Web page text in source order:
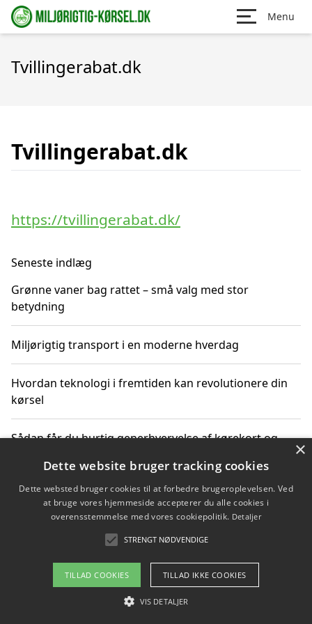
Menu
Tvillingerabat.dk
Tvillingerabat.dk
https://tvillingerabat.dk/
Seneste indlæg
Grønne vaner bag rattet – små valg med stor
betydning
Miljørigtig transport i en moderne hverdag
Hvordan teknologi i fremtiden kan revolutionere din
kørsel
Sådan får du hurtig generhvervelse af kørekort og
Sådan lærer du miljørigtig kørsel hos en køreskole i
Gentofte
Copyright 2026 - Pilanto Aps
Om / kontakt
×
Dette website bruger tracking cookies
Dette websted bruger cookies til at forbedre brugeroplevelsen. Ved
at bruge vores hjemmeside accepterer du alle cookies i
overensstemmelse med vores cookiepolitik. Detaljer
STRENGT NØDVENDIGE
TILLAD COOKIES TILLAD IKKE COOKIES
VIS DETALJER